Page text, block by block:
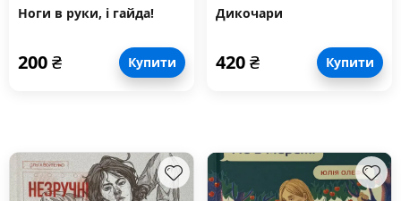
Ноги в руки, і гайда!
200₴ Купити
Дикочари
420₴ Купити